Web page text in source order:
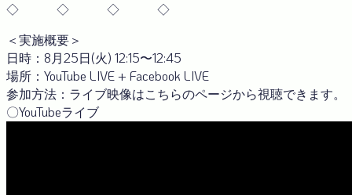
◇ ◇ ◇ ◇
＜実施概要＞
日時：8月25日(火) 12:15〜12:45
場所：YouTube LIVE + Facebook LIVE
参加方法：ライブ映像はこちらのページから視聴できます。
〇YouTubeライブ